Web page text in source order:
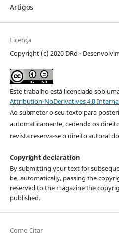
Artigos
Licença
Copyright (c) 2020 DRd -
Este trabalho está licenciado sob
Attribution-NoDerivatives 4.0
Ao submeter o seu texto para
automaticamente, cedendo os
revista reserva-se o direito autoral
Copyright declaration
By submitting your text for
be, automatically, passing the
reserved to the magazine the
published.
Como Citar